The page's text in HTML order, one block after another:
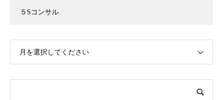
５Sコンサル
月を選択してください